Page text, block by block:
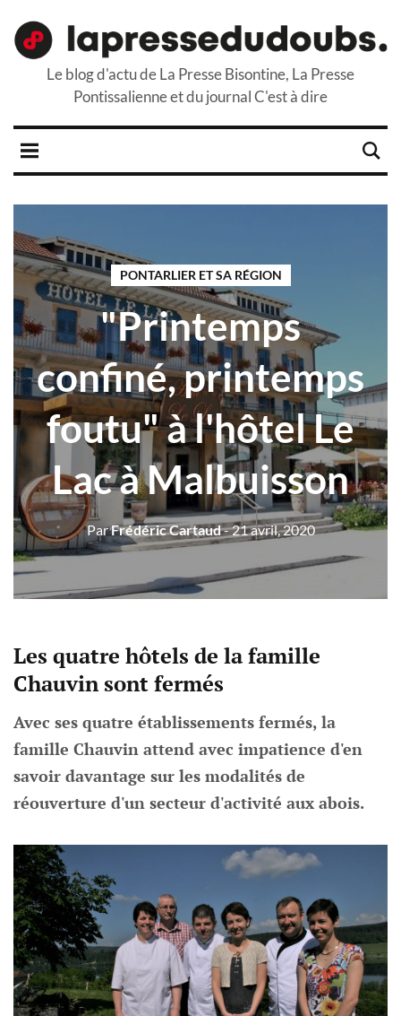
Le blog d'actu de La Presse Bisontine, La Presse
Pontissalienne et du journal C'est à dire
PONTARLIER ET SA RÉGION
"Printemps
confiné, printemps
foutu" à l'hôtel Le
Lac à Malbuisson
ParFrédéric Cartaud- 21 avril, 2020
Les quatre hôtels de la famille
Chauvin sont fermés
Avec ses quatre établissements fermés, la
famille Chauvin attend avec impatience d'en
savoir davantage sur les modalités de
réouverture d'un secteur d'activité aux abois.